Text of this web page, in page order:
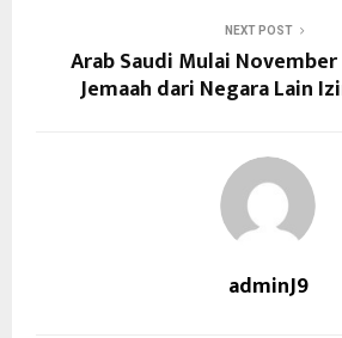
NEXT POST
Arab Saudi Mulai
Jemaah dari Negara Lain
adminJ9